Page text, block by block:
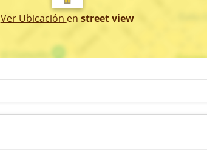
Ver Ubicación en street view